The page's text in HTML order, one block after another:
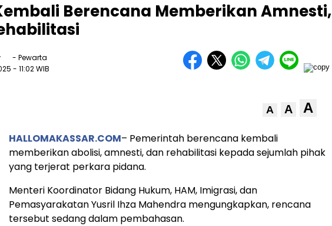
Berencana Memberikan Amnesti,
- Pewarta
- 11:02 WIB
A A A
HALLOMAKASSAR.COM– Pemerintah berencana kembali
memberikan abolisi, amnesti, dan rehabilitasi kepada sejumlah pihak
yang terjerat perkara pidana.
Menteri Koordinator Bidang Hukum, HAM, Imigrasi, dan
Pemasyarakatan Yusril Ihza Mahendra mengungkapkan, rencana
tersebut sedang dalam pembahasan.